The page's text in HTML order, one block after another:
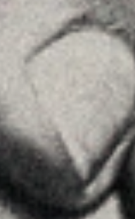
Home
La Firma
Equipo
Insights
Contactar
SÍGUENOS